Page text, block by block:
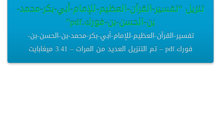
تنزيل “تفسير-القرآن-العظيم-للإمام-أبي-بكر-محمد-
بن-الحسن-بن-فورك.pdf”
تفسير-القرآن-العظيم-للإمام-أبي-بكر-محمد-بن-الحسن-بن-
فورك.pdf – تم التنزيل العديد من المرات – 3.41 ميغابايت